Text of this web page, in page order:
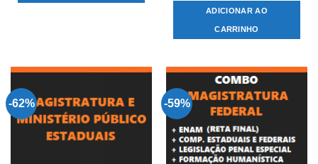
original
era:
R$419,00.
ADICIONAR AO
CARRINHO
-62% -59%